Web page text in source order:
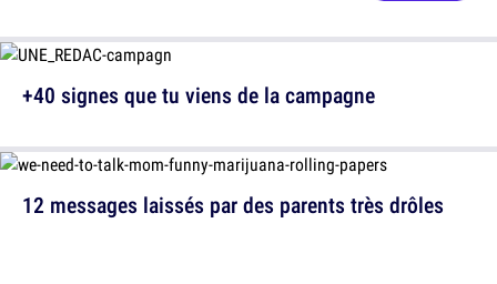
12 messages laissés par des parents très drôles
+40 signes que tu viens de la campagne